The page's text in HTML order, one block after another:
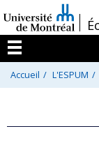
au
contenu
/
Menu
Accueil L'ESPUM